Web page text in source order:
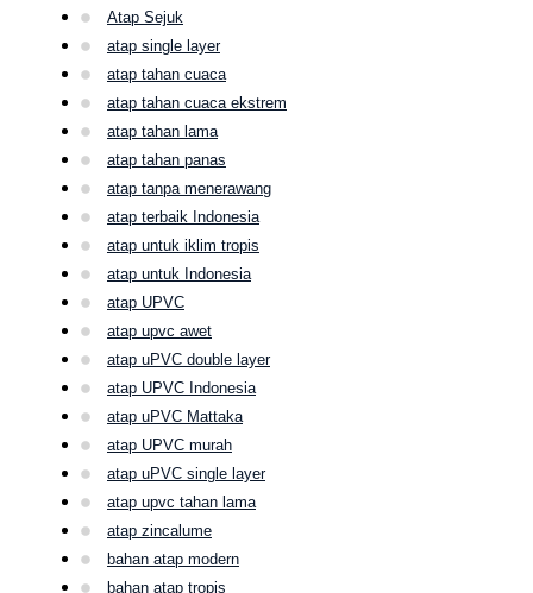
Atap Sejuk
atap single layer
atap tahan cuaca
atap tahan cuaca ekstrem
atap tahan lama
atap tahan panas
atap tanpa menerawang
atap terbaik Indonesia
atap untuk iklim tropis
atap untuk Indonesia
atap UPVC
atap upvc awet
atap uPVC double layer
atap UPVC Indonesia
atap uPVC Mattaka
atap UPVC murah
atap uPVC single layer
atap upvc tahan lama
atap zincalume
bahan atap modern
bahan atap tropis